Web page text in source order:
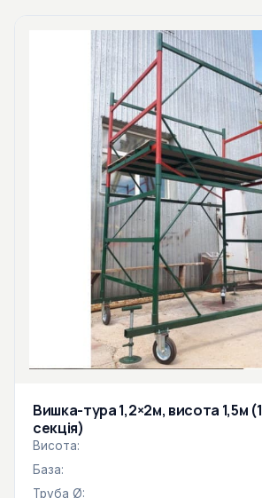
Вишка-тура 1,2×2м, висота 1,5м (1
секція)
Висота:
База:
Труба Ø: